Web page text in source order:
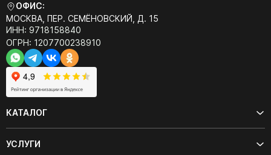
ОФИС:
МОСКВА, ПЕР. СЕМЁНОВСКИЙ, Д. 15
ИНН: 9718158840
ОГРН: 1207700238910
КАТАЛОГ
УСЛУГИ